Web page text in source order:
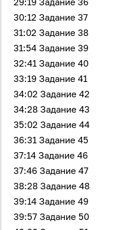
30:12 Задание 37
31:02 Задание 38
31:54 Задание 39
32:41 Задание 40
33:19 Задание 41
34:02 Задание 42
34:28 Задание 43
35:02 Задание 44
36:31 Задание 45
37:14 Задание 46
37:46 Задание 47
38:28 Задание 48
39:14 Задание 49
39:57 Задание 50